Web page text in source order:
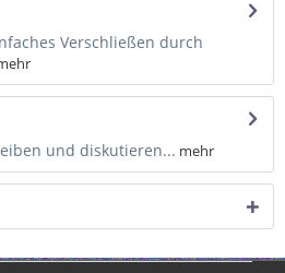
Verschließen durch
und diskutieren... mehr